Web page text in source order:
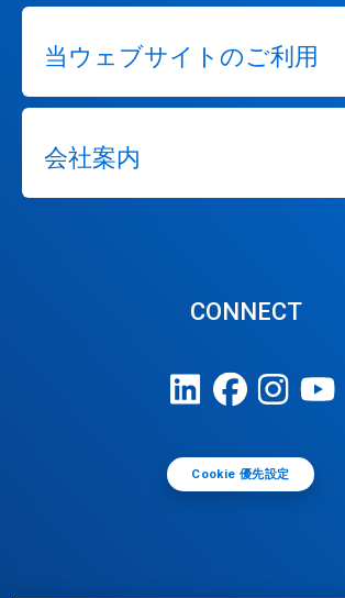
当ウェブサイトのご利用
会社案内
CONNECT
Cookie 優先設定